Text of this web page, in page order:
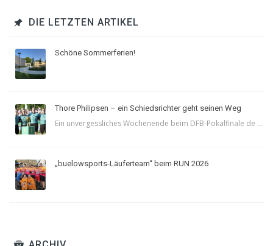
DIE LETZTEN ARTIKEL
Schöne Sommerferien!
Thore Philipsen – ein Schiedsrichter geht seinen Weg
Ein unvergessliches Wochenende beim DFB-Pokalfinale de ...
„buelowsports-Läuferteam“ beim RUN 2026